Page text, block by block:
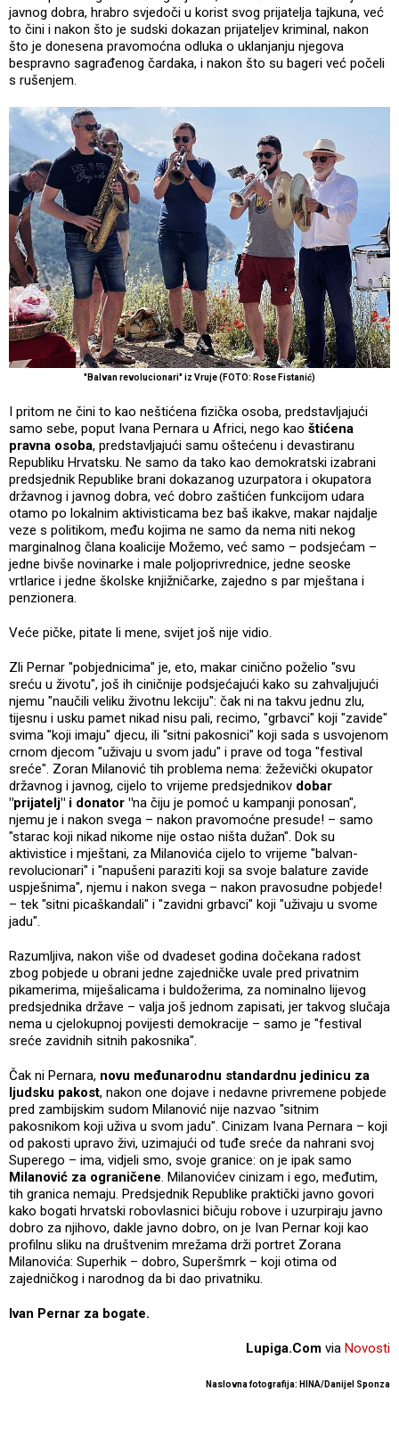
javnog dobra, hrabro svjedoči u korist svog prijatelja tajkuna, već
to čini i nakon što je sudski dokazan prijateljev kriminal, nakon
što je donesena pravomoćna odluka o uklanjanju njegova
bespravno sagrađenog čardaka, i nakon što su bageri već počeli
s rušenjem.
"Balvan revolucionari" iz Vruje (FOTO: Rose Fistanić)
I pritom ne čini to kao neštićena fizička osoba, predstavljajući
samo sebe, poput Ivana Pernara u Africi, nego kao štićena
pravna osoba, predstavljajući samu oštećenu i devastiranu
Republiku Hrvatsku. Ne samo da tako kao demokratski izabrani
predsjednik Republike brani dokazanog uzurpatora i okupatora
državnog i javnog dobra, već dobro zaštićen funkcijom udara
otamo po lokalnim aktivisticama bez baš ikakve, makar najdalje
veze s politikom, među kojima ne samo da nema niti nekog
marginalnog člana koalicije Možemo, već samo – podsjećam –
jedne bivše novinarke i male poljoprivrednice, jedne seoske
vrtlarice i jedne školske knjižničarke, zajedno s par mještana i
penzionera.
Veće pičke, pitate li mene, svijet još nije vidio.
Zli Pernar "pobjednicima" je, eto, makar cinično poželio "svu
sreću u životu", još ih ciničnije podsjećajući kako su zahvaljujući
njemu "naučili veliku životnu lekciju": čak ni na takvu jednu zlu,
tijesnu i usku pamet nikad nisu pali, recimo, "grbavci" koji "zavide"
svima "koji imaju" djecu, ili "sitni pakosnici" koji sada s usvojenom
crnom djecom "uživaju u svom jadu" i prave od toga "festival
sreće". Zoran Milanović tih problema nema: žeževički okupator
državnog i javnog, cijelo to vrijeme predsjednikov dobar
"prijatelj" i donator "na čiju je pomoć u kampanji ponosan",
njemu je i nakon svega – nakon pravomoćne presude! – samo
"starac koji nikad nikome nije ostao ništa dužan". Dok su
aktivistice i mještani, za Milanovića cijelo to vrijeme "balvan-
revolucionari" i "napušeni paraziti koji sa svoje balature zavide
uspješnima", njemu i nakon svega – nakon pravosudne pobjede!
– tek "sitni picaškandali" i "zavidni grbavci" koji "uživaju u svome
jadu".
Razumljiva, nakon više od dvadeset godina dočekana radost
zbog pobjede u obrani jedne zajedničke uvale pred privatnim
pikamerima, miješalicama i buldožerima, za nominalno lijevog
predsjednika države – valja još jednom zapisati, jer takvog slučaja
nema u cjelokupnoj povijesti demokracije – samo je "festival
sreće zavidnih sitnih pakosnika".
Čak ni Pernara, novu međunarodnu standardnu jedinicu za
ljudsku pakost, nakon one dojave i nedavne privremene pobjede
pred zambijskim sudom Milanović nije nazvao "sitnim
pakosnikom koji uživa u svom jadu". Cinizam Ivana Pernara – koji
od pakosti upravo živi, uzimajući od tuđe sreće da nahrani svoj
Superego – ima, vidjeli smo, svoje granice: on je ipak samo
Milanović za ograničene. Milanovićev cinizam i ego, međutim,
tih granica nemaju. Predsjednik Republike praktički javno govori
kako bogati hrvatski robovlasnici bičuju robove i uzurpiraju javno
dobro za njihovo, dakle javno dobro, on je Ivan Pernar koji kao
profilnu sliku na društvenim mrežama drži portret Zorana
Milanovića: Superhik – dobro, Superšmrk – koji otima od
zajedničkog i narodnog da bi dao privatniku.
Ivan Pernar za bogate.
Lupiga.Com via Novosti
Naslovna fotografija: HINA/Danijel Sponza